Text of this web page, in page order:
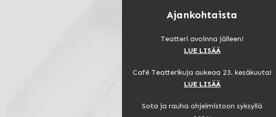
Ajankohtaista
Teatteri avoinna jälleen!
LUE LISÄÄ
Café Teatterikuja aukeaa 23. kesäkuuta!
LUE LISÄÄ
Sota ja rauha ohjelmistoon syksyllä